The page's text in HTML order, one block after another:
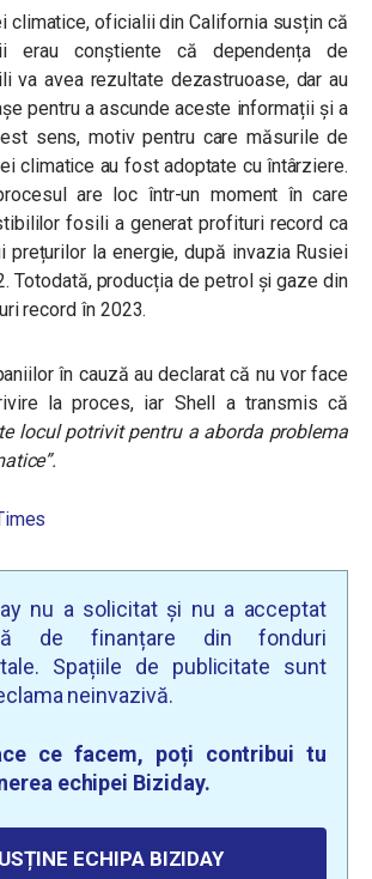
climatice, oficialii din California susțin că
erau conștiente că dependența de
va avea rezultate dezastruoase, dar au
pentru a ascunde aceste informații și a
sens, motiv pentru care măsurile de
climatice au fost adoptate cu întârziere.
are loc într-un moment în care
fosili a generat profituri record ca
prețurilor la energie, după invazia Rusiei
Totodată, producția de petrol și gaze din
record în 2023.
în cauză au declarat că nu vor face
la proces, iar Shell a transmis că
locul potrivit pentru a aborda problema
nu a solicitat și nu a acceptat
de finanțare din fonduri
Spațiile de publicitate sunt
neinvazivă.
ce facem, poți contribui tu
echipei Biziday.
ECHIPA BIZIDAY